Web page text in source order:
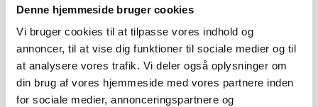
Denne hjemmeside bruger cookies
Vi bruger cookies til at tilpasse vores indhold og
annoncer, til at vise dig funktioner til sociale medier og til
at analysere vores trafik. Vi deler også oplysninger om
din brug af vores hjemmeside med vores partnere inden
for sociale medier, annonceringspartnere og
afslutte samtaler på en god måde og om at finde
frem til forældrenes forventninger til institutionen.
Bogens redskaber er især nyttige, når pædagogernes
faglige løsninger skal sælges til forældrene.
"De krævende forældre er nemlig kommet for at